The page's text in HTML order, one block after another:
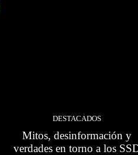
DESTACADOS
Mitos, desinformación y
verdades en torno a los